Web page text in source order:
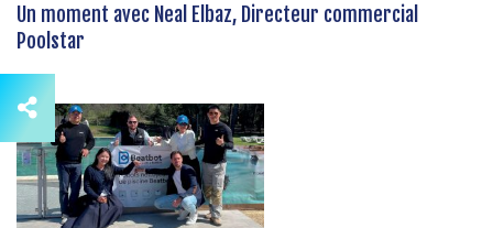
Un moment avec Neal Elbaz, Directeur commercial
Poolstar